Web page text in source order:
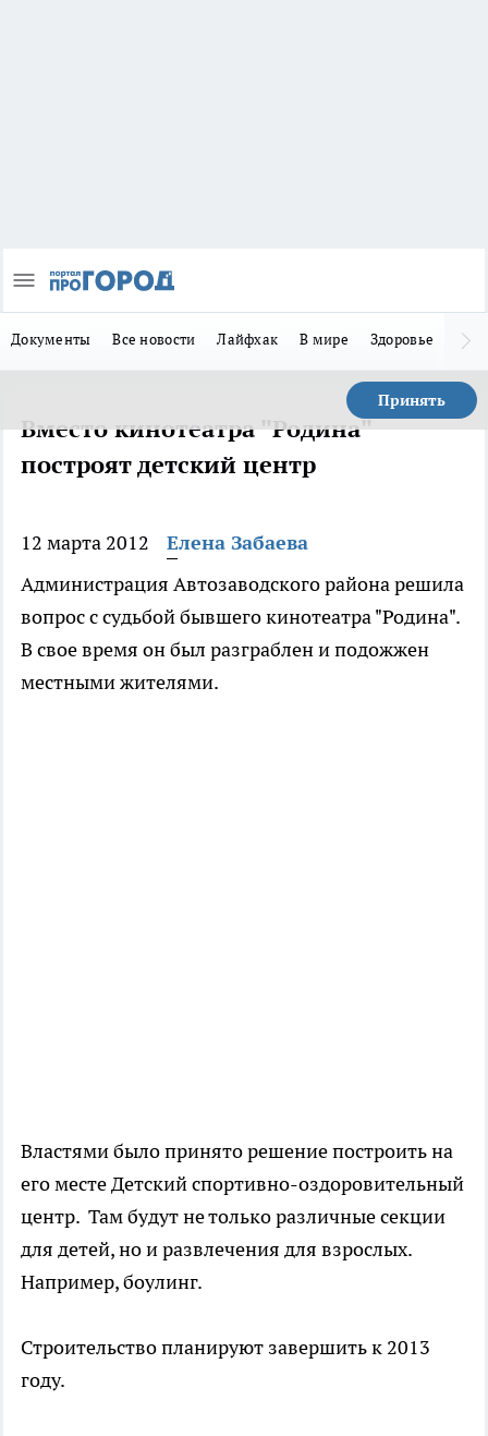
Документы Все новости Лайфхак В мире Здоровье
Принять
Вместо кинотеатра "Родина"
построят детский центр
12 марта 2012
Елена Забаева
Администрация Автозаводского района решила
вопрос с судьбой бывшего кинотеатра "Родина".
В свое время он был разграблен и подожжен
местными жителями.
Властями было принято решение построить на
его месте Детский спортивно-оздоровительный
центр. Там будут не только различные секции
для детей, но и развлечения для взрослых.
Например, боулинг.
Строительство планируют завершить к 2013
году.